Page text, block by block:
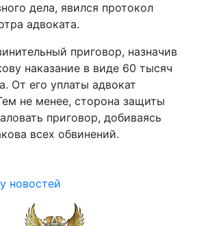
дела, явился протокол
адвоката.
приговор, назначив
наказание в виде 60 тысяч
От его уплаты адвокат
не менее, сторона защиты
приговор, добиваясь
всех обвинений.
новостей